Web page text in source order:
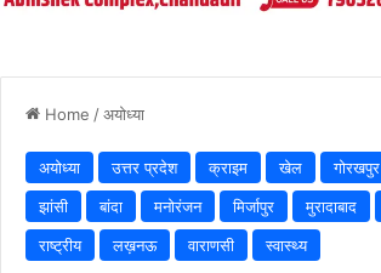
Home /अयोध्या
अयोध्या उत्तर प्रदेश क्राइम खेल गोरखपुर
झांसी
बांदा मनोरंजन मिर्जापुर मुरादाबाद
राष्ट्रीय
लख़नऊ वाराणसी स्वास्थ्य